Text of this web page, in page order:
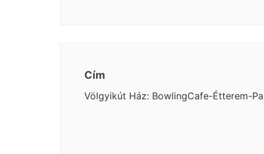
Cím
Völgyikút Ház: BowlingCafe-Étterem-